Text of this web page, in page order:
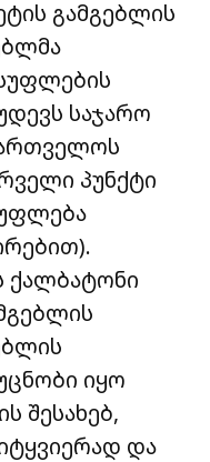
გამგებლის
საჯარო
პუნქტი
ქალბატონი
იყო
შესახებ,
და